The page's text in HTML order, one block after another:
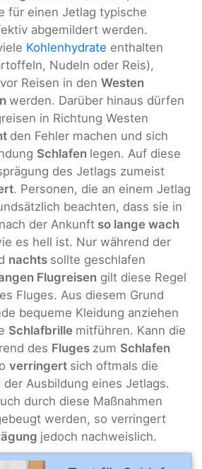
für einen Jetlag typische
abgemildert werden.
Kohlenhydrate enthalten
Nudeln oder Reis),
Reisen in den Westen
werden. Darüber hinaus dürfen
in Richtung Westen
den Fehler machen und sich
Schlafen legen. Auf diese
des Jetlags zumeist
. Personen, die an einem Jetlag
beachten, dass sie in
der Ankunft so lange wach
es hell ist. Nur während der
nachts sollte geschlafen
Flugreisen gilt diese Regel
Fluges. Aus diesem Grund
bequeme Kleidung anziehen
Schlafbrille mitführen. Kann die
des Fluges zum Schlafen
verringert sich oftmals die
Ausbildung eines Jetlags.
durch diese Maßnahmen
werden, so verringert
jedoch nachweislich.